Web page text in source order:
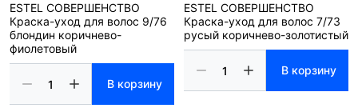
ESTEL СОВЕРШЕНСТВО
Краска-уход для волос 9/76
блондин коричнево-
фиолетовый
В корзину
ESTEL СОВЕРШЕНСТВО
Краска-уход для волос 7/73
русый коричнево-золотистый
В корзину